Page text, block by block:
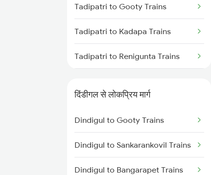
Tadipatri to Gooty Trains
Tadipatri to Kadapa Trains
Tadipatri to Renigunta Trains
Tadipatri to Koduru Trains
Tadipatri to Kondapuram Trains
दिंडीगल से लोकप्रिय मार्ग
Dindigul to Gooty Trains
Dindigul to Sankarankovil Trains
Dindigul to Bangarapet Trains